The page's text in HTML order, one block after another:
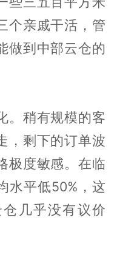
个亲戚干活，管
做到中部云仓的
。稍有规模的客
，剩下的订单波
极度敏感。在临
水平低50%，这
几乎没有议价